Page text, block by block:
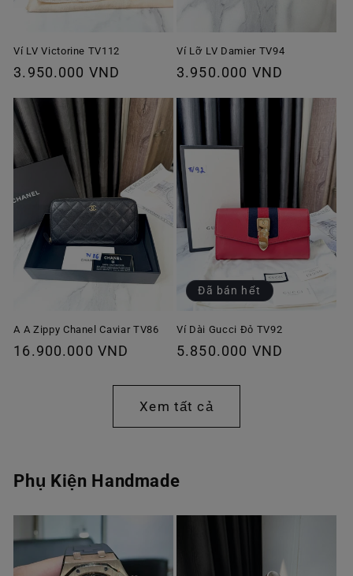
Ví LV Victorine TV112
Giá
thường
3.950.000 VND
Ví Lỡ LV Damier TV94
Giá
thường
3.950.000 VND
A A Zippy Chanel Caviar TV86
Giá
16.900.000 VND
Đã bán hết
Ví Dài Gucci Đỏ TV92
Giá
thường
5.850.000 VND
Xem tất cả
Phụ Kiện Handmade